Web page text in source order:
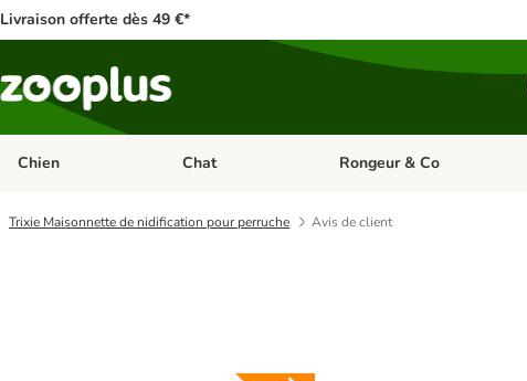
Livraison offerte dès 49 €*
Chien Dérouler les catégories: Chien
Chat Dérouler les catégories: Chat
Rongeur & Co
Trixie Maisonnette de nidification pour perruche Avis de client